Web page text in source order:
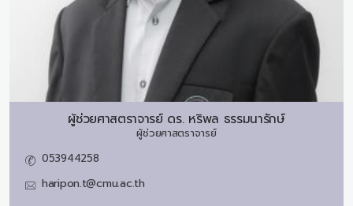
ผู้ช่วยศาสตราจารย์ ดร. หริพล ธรรมนารักษ์
ผู้ช่วยศาสตราจารย์
053944258
haripon.t@cmu.ac.th